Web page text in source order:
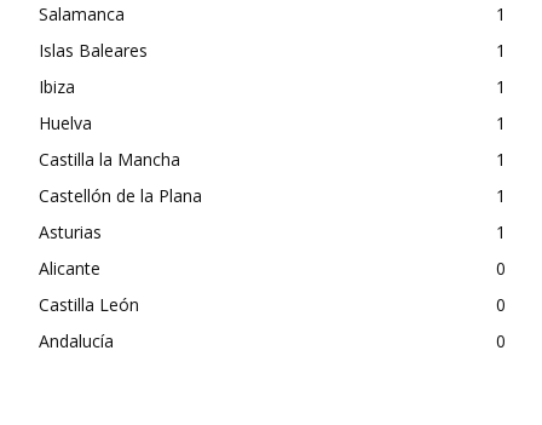
Salamanca
1
Islas Baleares
1
Ibiza
1
Huelva
1
Castilla la Mancha
1
Castellón de la Plana
1
Asturias
1
Alicante
0
Castilla León
0
Andalucía
0